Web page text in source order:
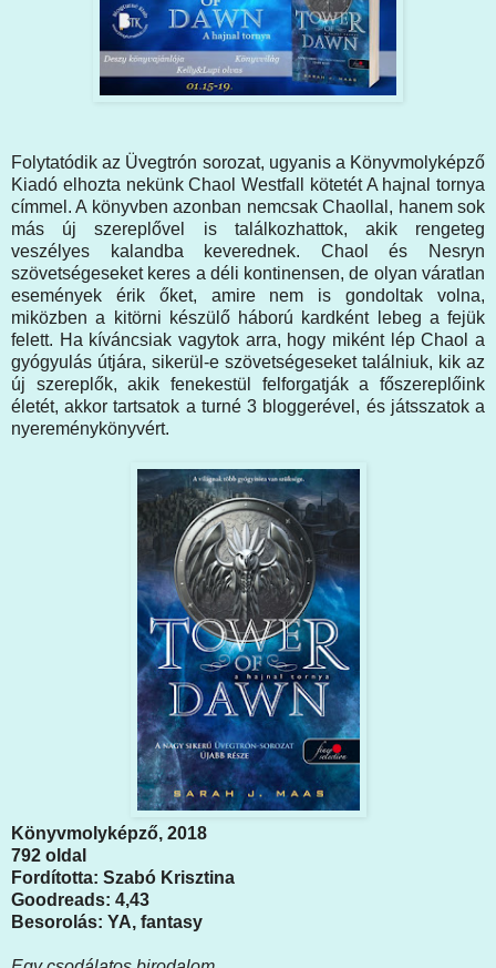
Folytatódik az Üvegtrón sorozat, ugyanis a Könyvmolyképző
Kiadó elhozta nekünk Chaol Westfall kötetét A hajnal tornya
címmel. A könyvben azonban nemcsak Chaollal, hanem sok
más új szereplővel is találkozhattok, akik rengeteg
veszélyes kalandba keverednek. Chaol és Nesryn
szövetségeseket keres a déli kontinensen, de olyan váratlan
események érik őket, amire nem is gondoltak volna,
miközben a kitörni készülő háború kardként lebeg a fejük
felett. Ha kíváncsiak vagytok arra, hogy miként lép Chaol a
gyógyulás útjára, sikerül-e szövetségeseket találniuk, kik az
új szereplők, akik fenekestül felforgatják a főszereplőink
életét, akkor tartsatok a turné 3 bloggerével, és játsszatok a
nyereménykönyvért.
Könyvmolyképző, 2018
792 oldal
Fordította: Szabó Krisztina
Goodreads: 4,43
Besorolás: YA, fantasy